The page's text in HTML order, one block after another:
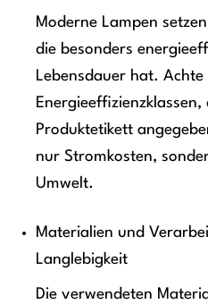
Moderne Lampen
die besonders
Lebensdauer hat.
Energieeffizienzklassen,
Produktetikett
nur Stromkosten,
Umwelt.
Materialien und
Langlebigkeit
Die verwendeten